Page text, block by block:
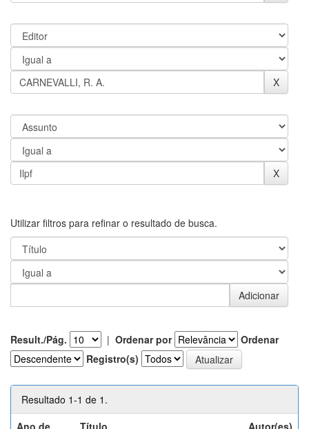
Utilizar filtros para refinar o resultado de busca.
Result./Pág. | Ordenar por
Ordenar
Registro(s)
Resultado 1-1 de 1.
Ano de
Título Autor(es)